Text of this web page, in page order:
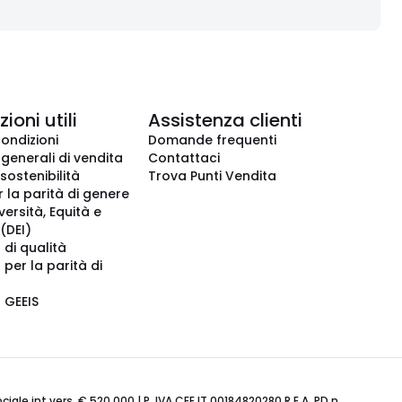
utili
di vendita
la parità di genere
Equità e
qualità
per la parità di
Assistenza clienti
Domande frequenti
Contattaci
Trova Punti Vendita